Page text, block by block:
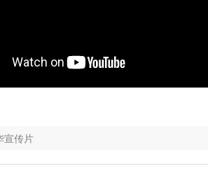
宣传片